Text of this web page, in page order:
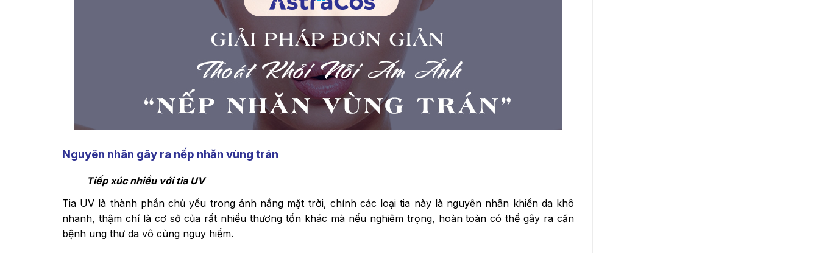
Nguyên nhân gây ra nếp nhăn vùng trán
Tiếp xúc nhiều với tia UV
Tia UV là thành phần chủ yếu trong ánh nắng mặt trời, chính các loại tia này là nguyên nhân khiến da khô
nhanh, thậm chí là cơ sở của rất nhiều thương tổn khác mà nếu nghiêm trọng, hoàn toàn có thể gây ra căn
bệnh ung thư da vô cùng nguy hiểm.